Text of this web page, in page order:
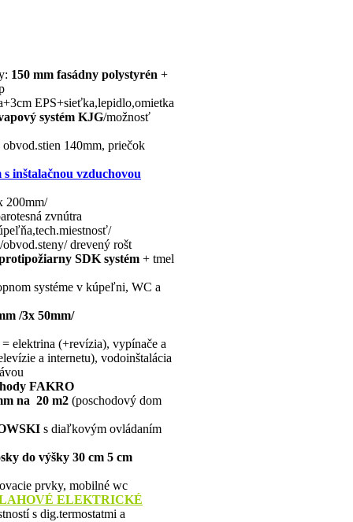
150 mm fasádny polystyrén +
EPS+sieťka,lepidlo,omietka
systém KJG/možnosť
140mm, priečok
inštalačnou vzduchovou
200mm/
zvnútra
drevený rošt
SDK systém + tmel
systéme v kúpeľni, WC a
/3x 50mm/
elektrina (+revízia), vypínače a
a internetu), vodoinštalácia
FAKRO
na 20 m2 (poschodový dom
s diaľkovým ovládaním
do výšky 30 cm 5 cm
prvky, mobilné wc
ELEKTRICKÉ
s dig.termostatmi a